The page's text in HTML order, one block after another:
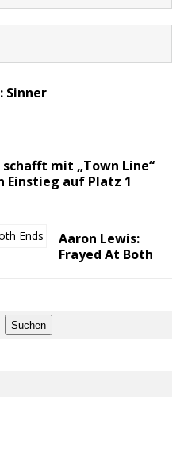
Sinner
mit „Town Line“
Einstieg auf Platz 1
Aaron Lewis:
Frayed At Both
Suchen